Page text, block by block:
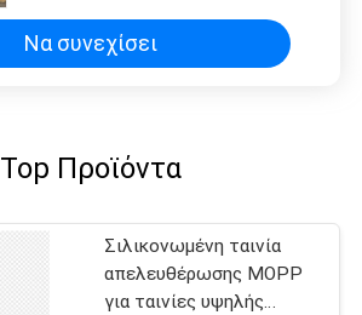
Να συνεχίσει
Top Προϊόντα
Σιλικονωμένη ταινία
απελευθέρωσης MOPP
για ταινίες υψηλής